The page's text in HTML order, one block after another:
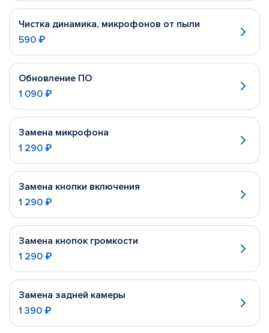
Чистка динамика, микрофонов от пыли
590 ₽
Обновление ПО
1 090 ₽
Замена микрофона
1 290 ₽
Замена кнопки включения
1 290 ₽
Замена кнопок громкости
1 290 ₽
Замена задней камеры
1 390 ₽